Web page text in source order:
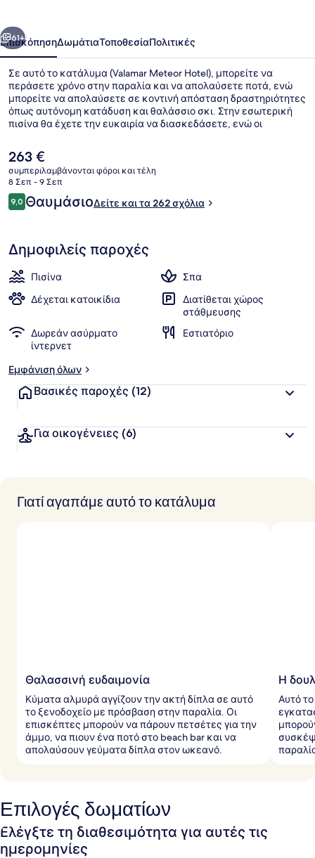
Επόμενο
61+
ΕπισκόπησηΔωμάτιαΤοποθεσίαΠολιτικές
Σε αυτό το κατάλυμα (Valamar Meteor Hotel), μπορείτε να
περάσετε χρόνο στην παραλία και να απολαύσετε ποτά, ενώ
μπορείτε να απολαύσετε σε κοντινή απόσταση δραστηριότητες
όπως αυτόνομη κατάδυση και θαλάσσιο σκι. Στην εσωτερική
πισίνα θα έχετε την ευκαιρία να διασκεδάσετε, ενώ οι
επισκεφτούν το σπα για να απολαύσουν μασάζ, θεραπείες
περιποίησης προσώπου και μανικιούρ και πεντικιούρ. Το
εστιατόριο (MEDITERRANEO RESTAURANT) σερβίρει τοπική και
διεθνής κουζίνα και είναι ανοικτό για πρωινό, μεσημεριανό και
βραδινό. Θα βρείτε ακόμη 2 μπαρ/lounge, μπαρ δίπλα στην
πισίνα και γυμναστήριο. Άλλοι ταξιδιώτες λατρεύουν το
Η
τρέχουσα
τιμή
είναι
263 €
263 €
συμπεριλαμβάνονται φόροι και τέλη
8 Σεπ - 9 Σεπ
Σχόλια
9,09,0 στα 10
ΘαυμάσιοΔείτε και τα 262 σχόλια
Δημοφιλείς παροχές
Πισίνα
Σπα
Δέχεται κατοικίδια
Διατίθεται χώρος
στάθμευσης
Δωρεάν ασύρματο
ίντερνετ
Εστιατόριο
Εμφάνιση όλων
Βασικές παροχές (12)
Για οικογένειες (6)
Γιατί αγαπάμε αυτό το κατάλυμα
Θαλασσινή ευδαιμονία
Κύματα αλμυρά αγγίζουν την ακτή δίπλα σε αυτό
το ξενοδοχείο με πρόσβαση στην παραλία. Οι
επισκέπτες μπορούν να πάρουν πετσέτες για την
άμμο, να πιουν ένα ποτό στο beach bar και να
απολαύσουν γεύματα δίπλα στον ωκεανό.
Η
Αυτό
Επιλογές δωματίων
Ελέγξτε τη διαθεσιμότητα για αυτές τις
ημερομηνίες